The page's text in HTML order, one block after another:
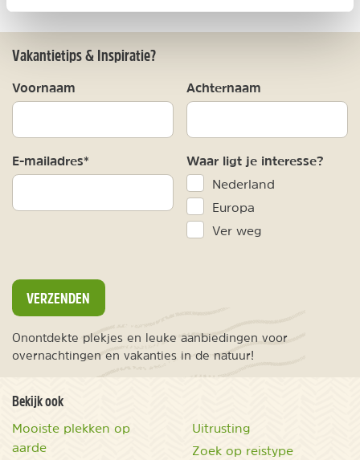
Vakantietips & Inspiratie?
Voornaam Achternaam
E-mailadres* Waar ligt je interesse?
Nederland
Europa
Ver weg
VERZENDEN
Onontdekte plekjes en leuke aanbiedingen voor
overnachtingen en vakanties in de natuur!
Bekijk ook
Mooiste plekken op
aarde
Uitrusting
Zoek op reistype